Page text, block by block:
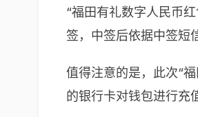
“福田有礼数字人民币
签，中签后依据中签短
值得注意的是，此次“
的银行卡对钱包进行充